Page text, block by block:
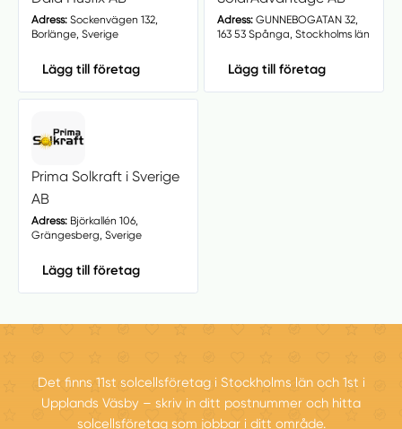
Adress:Sockenvägen 132,
Borlänge, Sverige
Lägg till företag
Adress:GUNNEBOGATAN 32,
163 53 Spånga, Stockholms län
Lägg till företag
Prima Solkraft i Sverige
AB
Adress:Björkallén 106,
Grängesberg, Sverige
Lägg till företag
Det finns 11st solcellsföretag i Stockholms län och 1st i
Upplands Väsby – skriv in ditt postnummer och hitta
solcellsföretag som jobbar i ditt område.